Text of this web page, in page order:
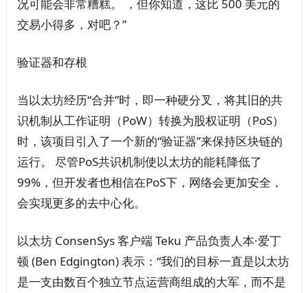
况可能会非常糟糕。 ，但你知道，这比 500 美元的
交易小得多，对吧？”
验证器和存根
当以太坊经历“合并”时，即一种硬分叉，将其旧的共
识机制从工作证明（PoW）转换为股权证明（PoS）
时，该项目引入了一个新的“验证器”来保持区块链的
运行。 尽管PoS共识机制使以太坊的能耗降低了
99%，但开发者也相信在PoS下，网络会更加安全，
会实现更多的去中心化。
以太坊 ConsenSys 客户端 Teku 产品负责人本·爱丁
顿 (Ben Edgington) 表示：“我们的目标一直是以太坊
是一支由数百个独立节点运营商组成的大军，而不是